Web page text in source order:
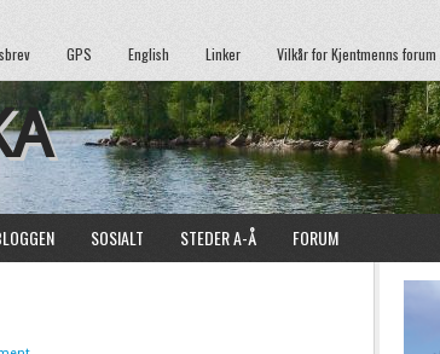
GPS English Linker Vilkår for Kjentmenns forum
SOSIALT STEDER A-Å FORUM